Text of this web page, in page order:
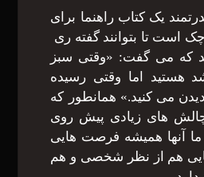
یک کتاب راهنما برای
است تا بتوانند گفته ری
که می گفت: «وقتی سبز
هستید اما وقتی رسیده
می کنید.» همانطور که
های زیادی پیش روی
آنها همیشه فرصت هایی
هم از نظر شخصی و هم